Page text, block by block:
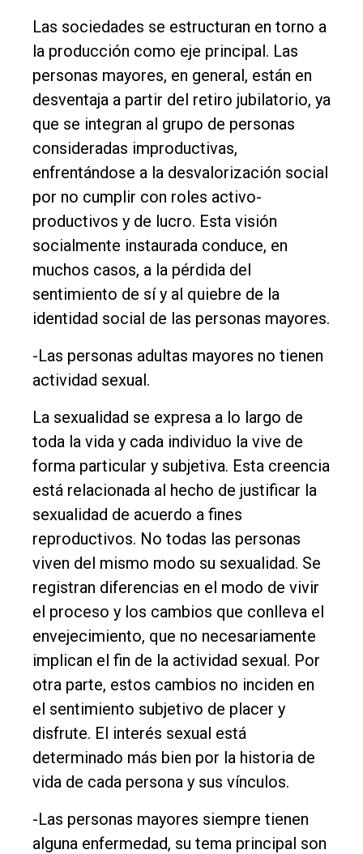
Las sociedades se estructuran en torno a
la producción como eje principal. Las
personas mayores, en general, están en
desventaja a partir del retiro jubilatorio, ya
que se integran al grupo de personas
consideradas improductivas,
enfrentándose a la desvalorización social
por no cumplir con roles activo-
productivos y de lucro. Esta visión
socialmente instaurada conduce, en
muchos casos, a la pérdida del
sentimiento de sí y al quiebre de la
identidad social de las personas mayores.
-Las personas adultas mayores no tienen
actividad sexual.
La sexualidad se expresa a lo largo de
toda la vida y cada individuo la vive de
forma particular y subjetiva. Esta creencia
está relacionada al hecho de justificar la
sexualidad de acuerdo a fines
reproductivos. No todas las personas
viven del mismo modo su sexualidad. Se
registran diferencias en el modo de vivir
el proceso y los cambios que conlleva el
envejecimiento, que no necesariamente
implican el fin de la actividad sexual. Por
otra parte, estos cambios no inciden en
el sentimiento subjetivo de placer y
disfrute. El interés sexual está
determinado más bien por la historia de
vida de cada persona y sus vínculos.
-Las personas mayores siempre tienen
alguna enfermedad, su tema principal son